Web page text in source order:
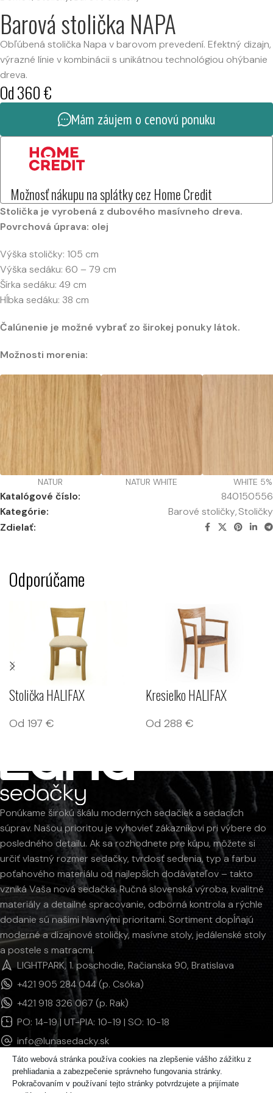
Barová stolička NAPA
Obľúbená stolička Napa v barovom prevedení. Efektný dizajn,
výrazné línie v kombinácii s unikátnou technológiou ohýbanie
dreva.
Od360€
Mám záujem o cenovú ponuku
Možnosť nákupu na splátky cez Home Credit
Stolička je vyrobená z dubového masívneho dreva.
Povrchová úprava: olej
Výška stoličky: 105 cm
Výška sedáku: 60 – 79 cm
Šírka sedáku: 49 cm
Hĺbka sedáku: 38 cm
Čalúnenie je možné vybrať zo širokej ponuky látok.
Možnosti morenia:
NATUR NATUR WHITE WHITE 5%
Katalógové číslo:
840150556
Kategórie:
Barové stoličky,Stoličky
Zdielať:
Odporúčame
Stolička HALIFAX
Od 197 €
Kresielko HALIFAX
Od 288 €
Ponúkame širokú škálu moderných sedačiek a sedacích
súprav. Našou prioritou je vyhovieť zákazníkovi pri výbere do
posledného detailu. Ak sa rozhodnete pre kúpu, môžete si
určiť vlastný rozmer sedačky, tvrdosť sedenia, typ a farbu
poťahového materiálu od najlepších dodávateľov – takto
vzniká Vaša nová sedačka. Ručná slovenská výroba, kvalitné
materiály a detailné spracovanie, odborná kontrola a rýchle
dodanie sú našimi hlavnými prioritami. Sortiment dopĺňajú
moderné a dizajnové stoličky, masívne stoly, jedálenské stoly
a postele s matracmi.
LIGHTPARK, 1. poschodie, Račianska 90, Bratislava
+421 905 284 044 (p. Csóka)
+421 918 326 067 (p. Rak)
PO: 14-19 | UT-PIA: 10-19 | SO: 10-18
info@lunasedacky.sk
INFORMÁCIE
Táto webová stránka používa cookies na zlepšenie vášho zážitku z
prehliadania a zabezpečenie správneho fungovania stránky.
Pokračovaním v používaní tejto stránky potvrdzujete a prijímate